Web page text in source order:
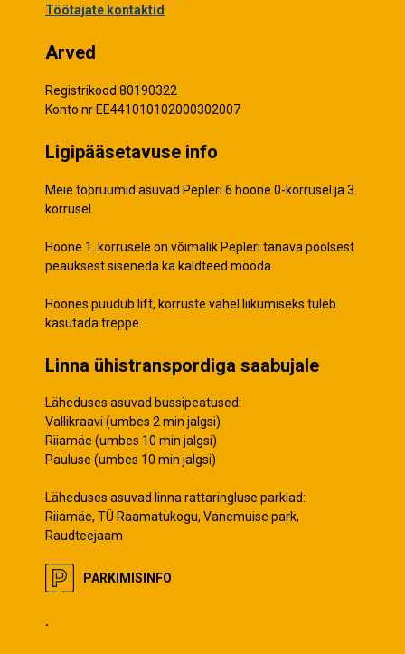
Töötajate kontaktid
Arved
Registrikood 80190322
Konto nr EE441010102000302007
Ligipääsetavuse info
Meie tööruumid asuvad Pepleri 6 hoone 0-korrusel ja 3.
korrusel.
Hoone 1. korrusele on võimalik Pepleri tänava poolsest
peauksest siseneda ka kaldteed mööda.
Hoones puudub lift, korruste vahel liikumiseks tuleb
kasutada treppe.
Linna ühistranspordiga saabujale
Läheduses asuvad bussipeatused:
Vallikraavi (umbes 2 min jalgsi)
Riiamäe (umbes 10 min jalgsi)
Pauluse (umbes 10 min jalgsi)
Läheduses asuvad linna rattaringluse parklad:
Riiamäe, TÜ Raamatukogu, Vanemuise park,
Raudteejaam
PARKIMISINFO
.